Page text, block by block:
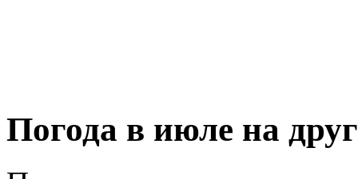
Погода в июле на